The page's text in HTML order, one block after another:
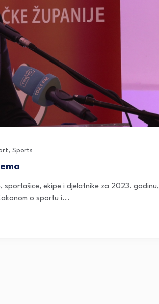
, Sports
ekipe i djelatnike za 2023. godinu,
o sportu i...